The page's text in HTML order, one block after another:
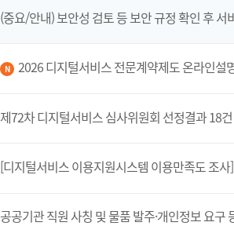
(중요/안내) 보안성 검토 등 보안 규정 확인 후 서
N 2026 디지털서비스 전문계약제도 온라인설
제72차 디지털서비스 심사위원회 선정결과 18건
[디지털서비스 이용지원시스템 이용만족도 조
공공기관 직원 사칭 및 물품 발주·개인정보 요구